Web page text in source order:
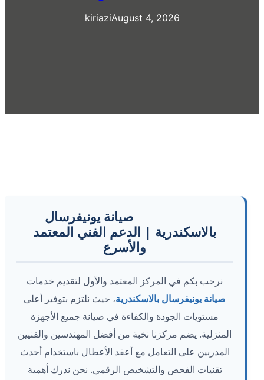
kiriaziAugust 4, 2026
صيانة يونيفرسال
بالاسكندرية | الدعم الفني المعتمد
والأسرع
نرحب بكم في المركز المعتمد والأول لتقديم خدمات
صيانة يونيفرسال بالاسكندرية، حيث نلتزم بتوفير أعلى
مستويات الجودة والكفاءة في صيانة جميع الأجهزة
المنزلية. يضم مركزنا نخبة من أفضل المهندسين والفنيين
المدربين على التعامل مع أعقد الأعطال باستخدام أحدث
تقنيات الفحص والتشخيص الرقمي. نحن ندرك أهمية